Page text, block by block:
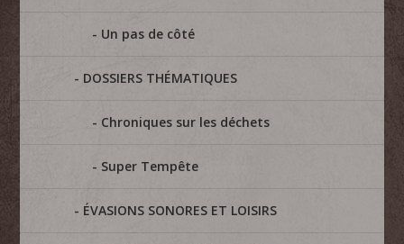
Un pas de côté
DOSSIERS THÉMATIQUES
Chroniques sur les déchets
Super Tempête
ÉVASIONS SONORES ET LOISIRS